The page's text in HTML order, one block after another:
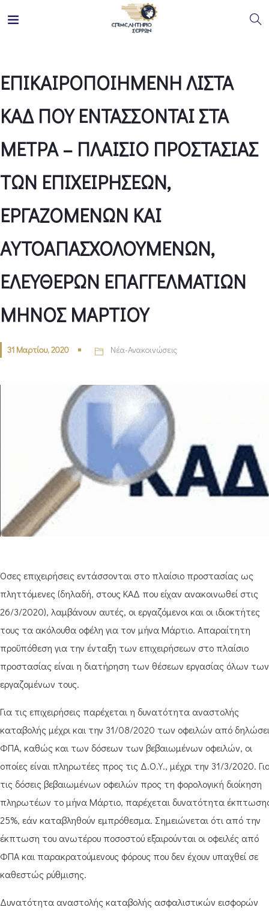
ΕΠΙΚΑΙΡΟΠΟΙΗΜΕΝΗ ΛΙΣΤΑ
ΚΑΔ ΠΟΥ ΕΝΤΑΣΣΟΝΤΑΙ ΣΤΑ
ΜΕΤΡΑ – ΠΛΑΙΣΙΟ ΠΡΟΣΤΑΣΙΑΣ
ΤΩΝ ΕΠΙΧΕΙΡΗΣΕΩΝ,
ΕΡΓΑΖΟΜΕΝΩΝ ΚΑΙ
ΑΥΤΟΑΠΑΣΧΟΛΟΥΜΕΝΩΝ,
ΕΛΕΥΘΕΡΩΝ ΕΠΑΓΓΕΛΜΑΤΙΩΝ
ΜΗΝΟΣ ΜΑΡΤΙΟΥ
31 Μαρτίου, 2020 Νέα-Ανακοινώσεις
Όσες επιχειρήσεις εντάσσονται στο πλαίσιο προστασίας ως
πληττόμενες (δηλαδή, στους ΚΑΔ που είχαν ανακοινωθεί στις
26/3/2020), λαμβάνουν αυτές, οι εργαζόμενοι και οι ιδιοκτήτες
τους τα ακόλουθα οφέλη για τον μήνα Μάρτιο. Απαραίτητη
προϋπόθεση για την ένταξη των επιχειρήσεων στο πλαίσιο
προστασίας είναι η διατήρηση των θέσεων εργασίας όλων των
εργαζομένων τους.
Για τις επιχειρήσεις παρέχεται η δυνατότητα αναστολής
καταβολής μέχρι και την 31/08/2020 των οφειλών από
ΦΠΑ, καθώς και των δόσεων των βεβαιωμένων οφειλών, οι
οποίες είναι πληρωτέες προς τις Δ.Ο.Υ., μέχρι την 31/3/2020.
τις δόσεις βεβαιωμένων οφειλών προς τη φορολογική διοίκηση
πληρωτέων το μήνα Μάρτιο, παρέχεται δυνατότητα
25%, εάν καταβληθούν εμπρόθεσμα. Σημειώνεται ότι από την
έκπτωση του ανωτέρου ποσοστού εξαιρούνται οι οφειλές από
ΦΠΑ και παρακρατούμενους φόρους που δεν έχουν υπαχθεί σε
καθεστώς ρύθμισης.
Δυνατότητα αναστολής καταβολής ασφαλιστικών εισφορών